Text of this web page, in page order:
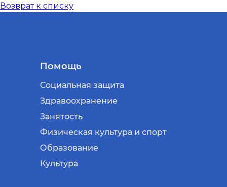
Возврат к списку
Помощь
Социальная защита
Здравоохранение
Занятость
Физическая культура и спорт
Образование
Культура